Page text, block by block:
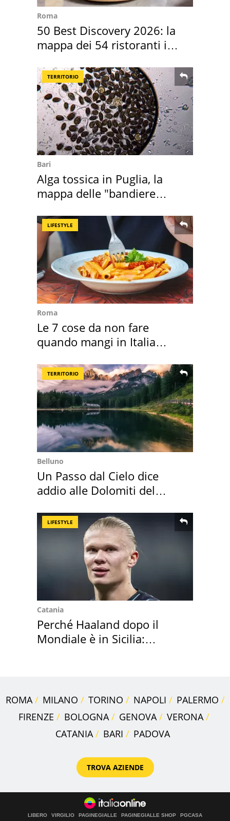
Roma
50 Best Discovery 2026: la
mappa dei 54 ristoranti in
TERRITORIO
Bari
Alga tossica in Puglia, la
mappa delle "bandiere
LIFESTYLE
Roma
Le 7 cose da non fare
quando mangi in Italia
TERRITORIO
Belluno
Un Passo dal Cielo dice
addio alle Dolomiti del
LIFESTYLE
Catania
Perché Haaland dopo il
Mondiale è in Sicilia:
ROMA MILANO TORINO NAPOLI
PALERMO
FIRENZE
BOLOGNA GENOVA
VERONA
CATANIA
BARI PADOVA
TROVA AZIENDE
LIBERO VIRGILIO PAGINEGIALLE PAGINEGIALLE SHOP
PGCASA